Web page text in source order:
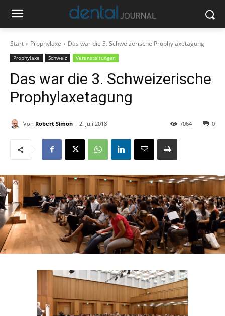
Start Prophylaxe Das war die 3. Schweizerische Prophylaxetagung
Prophylaxe Schweiz Veranstaltungen
Das war die 3. Schweizerische
Prophylaxetagung
Von Robert Simon 2. Juli 2018 0
7064